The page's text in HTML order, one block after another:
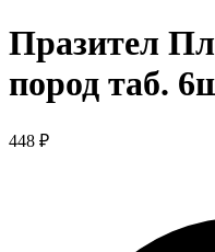
Празител
пород таб.
448 ₽